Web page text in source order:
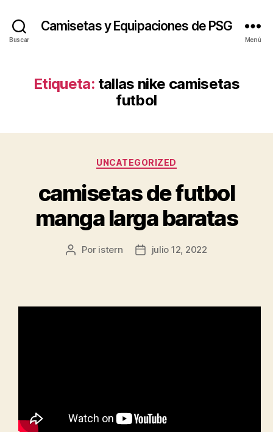
Buscar
Camisetas y Equipaciones de PSG
Menú
Etiqueta: tallas nike camisetas
futbol
Categorías
UNCATEGORIZED
camisetas de futbol
manga larga baratas
Autor
Por istern
Fechajulio 12, 2022